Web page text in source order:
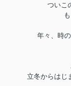
ついこ
年々、時
立冬からはじ